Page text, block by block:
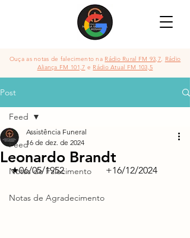
Ouça as notas de falecimento na Rádio Rural FM 93,7, Rádio
Aliança FM 101,7 e Rádio Atual FM 103,5
Post
Feed
Notas de Falecimento
Notas de Agradecimento
Feed
Leonardo Brandt
Assistência Funeral
16 de dez. de 2024
★06/05/1952		+16/12/2024